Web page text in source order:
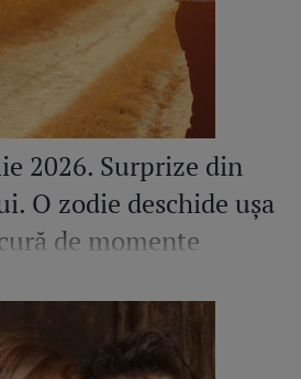
2026. Surprize din
O zodie deschide ușa
de momente